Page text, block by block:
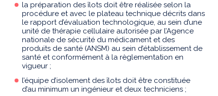
la préparation des îlots doit être réalisée selon la
procédure et avec le plateau technique décrits dans
le rapport d’évaluation technologique, au sein d’une
unité de thérapie cellulaire autorisée par l’Agence
nationale de sécurité du médicament et des
produits de santé (ANSM) au sein d’établissement de
santé et conformément à la règlementation en
vigueur ;
l’équipe d’isolement des îlots doit être constituée
d’au minimum un ingénieur et deux techniciens ;